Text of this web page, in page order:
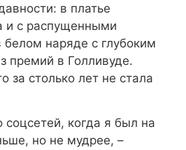
в платье
и с распущенными
наряде с глубоким
премий в Голливуде.
за столько лет не стала
соцсетей, когда я был на
но не мудрее, –